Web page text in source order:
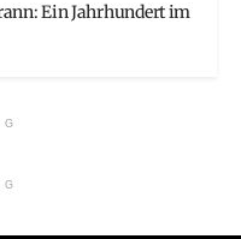
Ein Jahrhundert im